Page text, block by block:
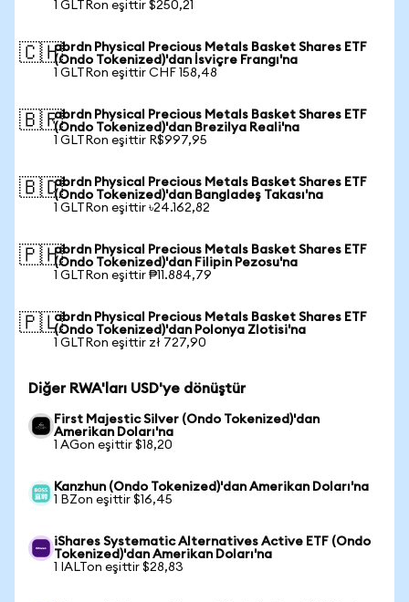
1 GLTRon eşittir $250,21
🇨🇭abrdn Physical Precious Metals Basket Shares ETF
(Ondo Tokenized)'dan İsviçre Frangı'na
1 GLTRon eşittir CHF 158,48
🇧🇷abrdn Physical Precious Metals Basket Shares ETF
(Ondo Tokenized)'dan Brezilya Reali'na
1 GLTRon eşittir R$997,95
🇧🇩abrdn Physical Precious Metals Basket Shares ETF
(Ondo Tokenized)'dan Bangladeş Takası'na
1 GLTRon eşittir ৳24.162,82
🇵🇭abrdn Physical Precious Metals Basket Shares ETF
(Ondo Tokenized)'dan Filipin Pezosu'na
1 GLTRon eşittir ₱11.884,79
🇵🇱abrdn Physical Precious Metals Basket Shares ETF
(Ondo Tokenized)'dan Polonya Zlotisi'na
1 GLTRon eşittir zł 727,90
Diğer RWA'ları USD'ye dönüştür
First Majestic Silver (Ondo Tokenized)'dan
Amerikan Doları'na
1 AGon eşittir $18,20
Kanzhun (Ondo Tokenized)'dan Amerikan Doları'na
1 BZon eşittir $16,45
iShares Systematic Alternatives Active ETF (Ondo
Tokenized)'dan Amerikan Doları'na
1 IALTon eşittir $28,83